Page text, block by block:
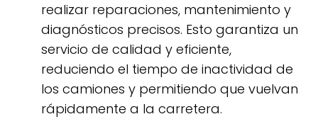
realizar reparaciones, mantenimiento y
diagnósticos precisos. Esto garantiza un
servicio de calidad y eficiente,
reduciendo el tiempo de inactividad de
los camiones y permitiendo que vuelvan
rápidamente a la carretera.